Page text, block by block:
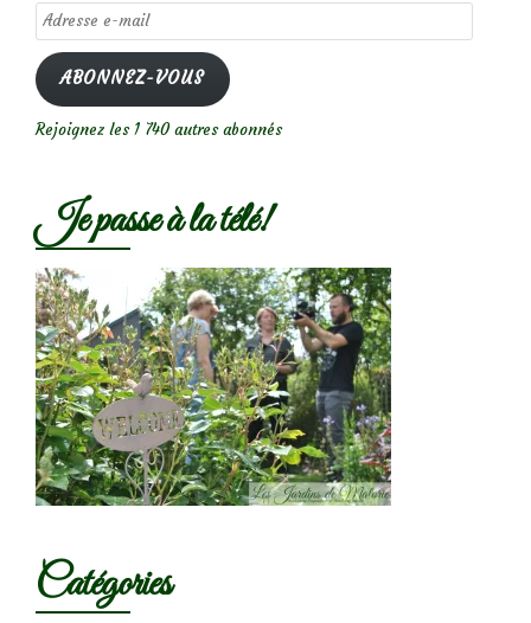
Adresse
e-
mail
ABONNEZ-VOUS
Rejoignez les 1 740 autres abonnés
Je passe à la télé!
Catégories